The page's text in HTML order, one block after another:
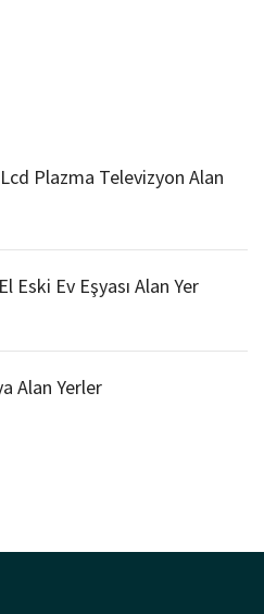
Plazma Televizyon Alan
Eski Ev Eşyası Alan Yer
Alan Yerler